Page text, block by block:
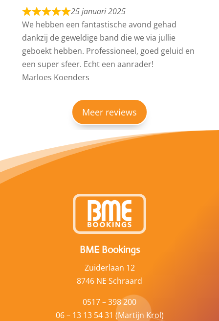
25 januari 2025
We hebben een fantastische avond gehad
dankzij de geweldige band die we via jullie
geboekt hebben. Professioneel, goed geluid en
een super sfeer. Echt een aanrader!
Marloes Koenders
Meer reviews
BME Bookings
Zuiderlaan 12
8746 NE Schraard
0517 – 398 200
06 – 13 13 54 31 (Martijn Krol)